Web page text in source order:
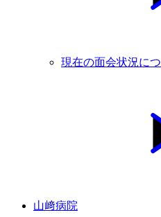
現在の面会状況に
山﨑病院